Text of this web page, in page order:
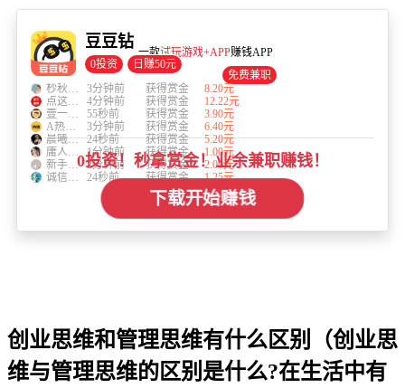
豆豆钻
一款试玩游戏+APP赚钱APP
0投资
日赚50元
免费兼职
杪秋の草木
3分钟前 获得赏金
8.20元
点这领188
4分钟前 获得赏金
12.22元
壹一🌾 文化传媒
55秒前 获得赏金
3.90元
A热情-CPA-积分墙
3分钟前 获得赏金
6.40元
晨曦最快乐
24秒前 获得赏金
5.20元
庸人自扰之
1分钟前 获得赏金
1.00元
新手必做任务
2分钟前 获得赏金
2.00元
诚信做任务
24秒前 获得赏金 1.25元
0投资！秒拿赏金！业余兼职赚钱！
下载开始赚钱
创业思维和管理思维有什么区别（创业思
维与管理思维的区别是什么?在生活中有